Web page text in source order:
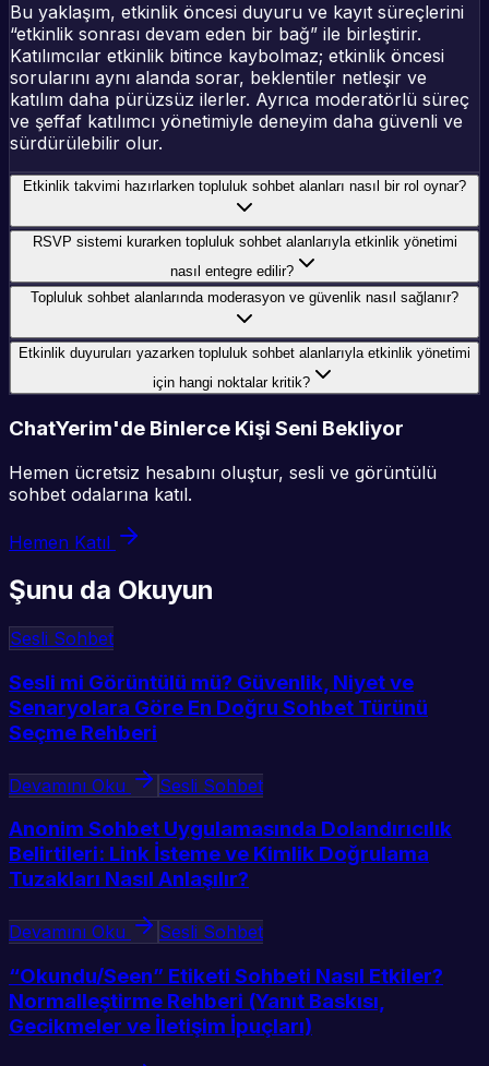
Bu yaklaşım, etkinlik öncesi duyuru ve kayıt süreçlerini
“etkinlik sonrası devam eden bir bağ” ile birleştirir.
Katılımcılar etkinlik bitince kaybolmaz; etkinlik öncesi
sorularını aynı alanda sorar, beklentiler netleşir ve
katılım daha pürüzsüz ilerler. Ayrıca moderatörlü süreç
ve şeffaf katılımcı yönetimiyle deneyim daha güvenli ve
sürdürülebilir olur.
Etkinlik takvimi hazırlarken topluluk sohbet alanları nasıl bir rol oynar?
RSVP sistemi kurarken topluluk sohbet alanlarıyla etkinlik yönetimi
nasıl entegre edilir?
Topluluk sohbet alanlarında moderasyon ve güvenlik nasıl sağlanır?
Etkinlik duyuruları yazarken topluluk sohbet alanlarıyla etkinlik yönetimi
için hangi noktalar kritik?
ChatYerim'de Binlerce Kişi Seni Bekliyor
Hemen ücretsiz hesabını oluştur, sesli ve görüntülü
sohbet odalarına katıl.
Hemen Katıl
Şunu da Okuyun
Sesli Sohbet
Sesli mi Görüntülü mü? Güvenlik, Niyet ve
Senaryolara Göre En Doğru Sohbet Türünü
Seçme Rehberi
Devamını Oku Sesli Sohbet
Anonim Sohbet Uygulamasında Dolandırıcılık
Belirtileri: Link İsteme ve Kimlik Doğrulama
Tuzakları Nasıl Anlaşılır?
Devamını Oku Sesli Sohbet
“Okundu/Seen” Etiketi Sohbeti Nasıl Etkiler?
Normalleştirme Rehberi (Yanıt Baskısı,
Gecikmeler ve İletişim İpuçları)